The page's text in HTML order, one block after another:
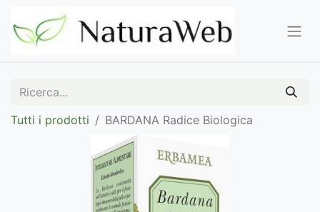
Tutti i prodotti BARDANA Radice Biologica